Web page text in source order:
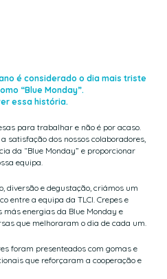
é considerado o dia mais triste
“Blue Monday”.
essa história.
para trabalhar e não é por acaso.
satisfação dos nossos colaboradores,
da “Blue Monday” e proporcionar
equipa.
diversão e degustação, criámos um
entre a equipa da TLCI. Crepes e
energias da Blue Monday e
que melhoraram o dia de cada um.
foram presenteados com gomas e
que reforçaram a cooperação e